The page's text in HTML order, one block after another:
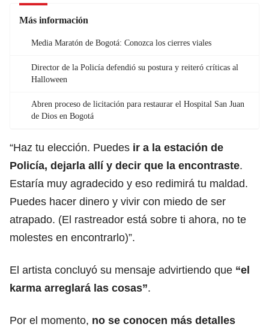
Más información
Media Maratón de Bogotá: Conozca los cierres viales
Director de la Policía defendió su postura y reiteró críticas al
Halloween
Abren proceso de licitación para restaurar el Hospital San Juan
de Dios en Bogotá
“Haz tu elección. Puedes ir a la estación de
Policía, dejarla allí y decir que la encontraste.
Estaría muy agradecido y eso redimirá tu maldad.
Puedes hacer dinero y vivir con miedo de ser
atrapado. (El rastreador está sobre ti ahora, no te
molestes en encontrarlo)”.
El artista concluyó su mensaje advirtiendo que “el
karma arreglará las cosas”.
Por el momento, no se conocen más detalles